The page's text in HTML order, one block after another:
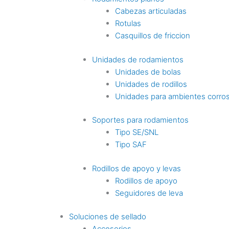
Cabezas articuladas
Rotulas
Casquillos de friccion
Unidades de rodamientos
Unidades de bolas
Unidades de rodillos
Unidades para ambientes
Soportes para rodamientos
Tipo SE/SNL
Tipo SAF
Rodillos de apoyo y levas
Rodillos de apoyo
Seguidores de leva
Soluciones de sellado